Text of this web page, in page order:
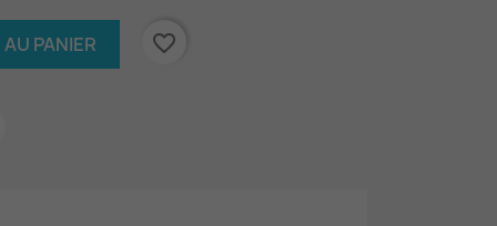
PANIER favorite_border